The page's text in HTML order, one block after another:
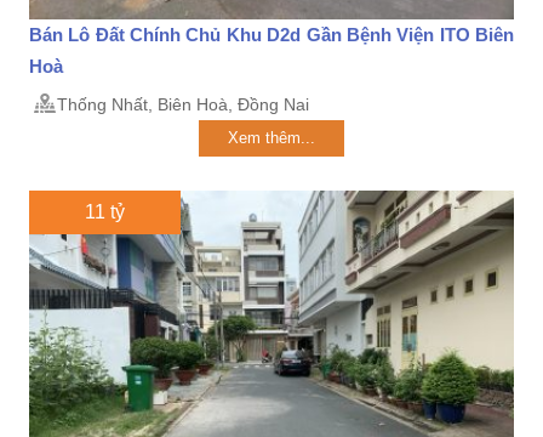
Bán Lô Đất Chính Chủ Khu D2d Gần Bệnh Viện ITO Biên
Hoà
Thống Nhất, Biên Hoà, Đồng Nai
Xem thêm...
11 tỷ